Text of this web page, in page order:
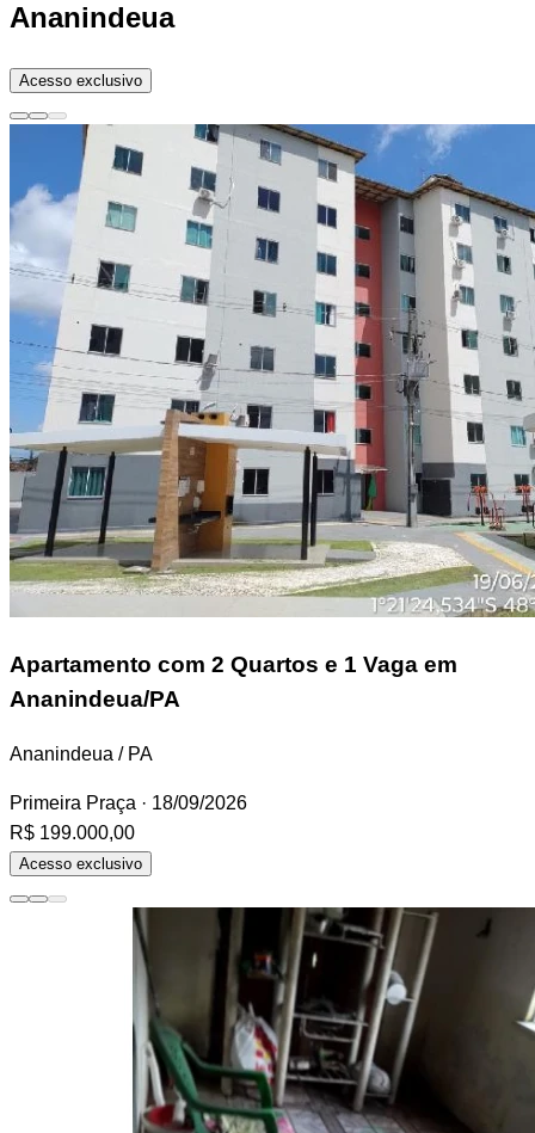
Ananindeua
Acesso exclusivo
Apartamento com 2 Quartos e 1 Vaga em
Ananindeua/PA
Ananindeua / PA
Primeira Praça · 18/09/2026
R$ 199.000,00
Acesso exclusivo